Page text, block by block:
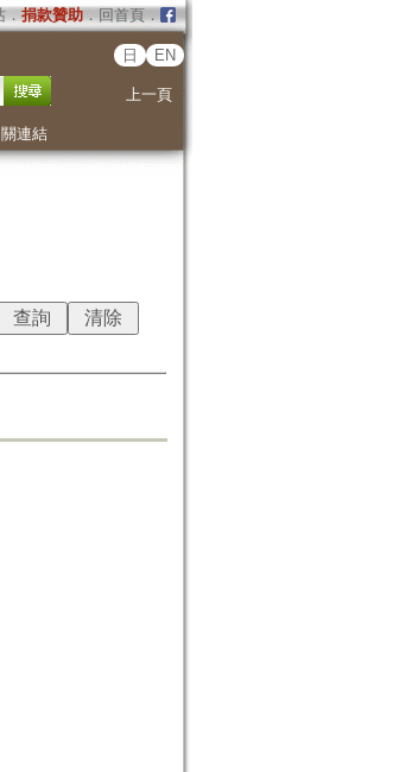
． 捐款贊助．回首頁．
日 EN
上一頁
連結